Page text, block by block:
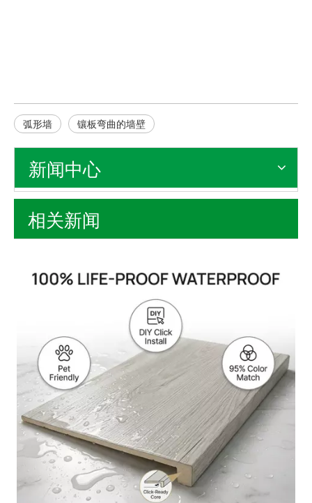
弧形墙 镶板弯曲的墙壁
新闻中心
相关新闻